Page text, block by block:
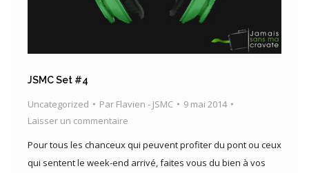
JSMC Set #4
Uncategorized Par Flavien - JSMC
9 mai 2014
Laisser un commentaire
Pour tous les chanceux qui peuvent profiter du pont ou ceux
qui sentent le week-end arrivé, faites vous du bien à vos